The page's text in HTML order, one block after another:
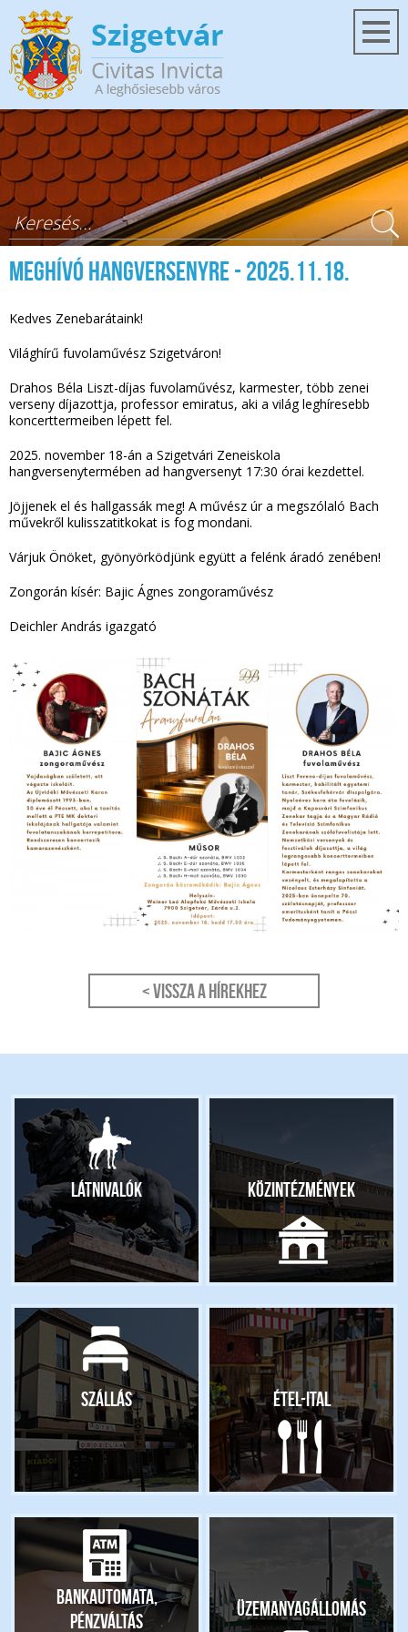
Ugrás a tartalomra
Keresés űrlap
Meghívó hangversenyre - 2025.11.18.
Kedves Zenebarátaink!
Világhírű fuvolaművész Szigetváron!
Drahos Béla Liszt-díjas fuvolaművész, karmester, több zenei
verseny díjazottja, professor emiratus, aki a világ leghíresebb
koncerttermeiben lépett fel.
2025. november 18-án a Szigetvári Zeneiskola
hangversenytermében ad hangversenyt 17:30 órai kezdettel.
Jöjjenek el és hallgassák meg! A művész úr a megszólaló Bach
művekről kulisszatitkokat is fog mondani.
Várjuk Önöket, gyönyörködjünk együtt a felénk áradó zenében!
Zongorán kísér: Bajic Ágnes zongoraművész
Deichler András igazgató
< Vissza a hírekhez
Látnivalók Közintézmények
Szállás Étel-ital
Bankautomata,
pénzváltás
Üzemanyagállomás